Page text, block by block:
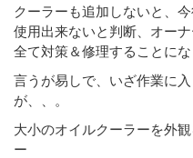
クーラーも追加しないと、
使用出来ないと判断、オーナ
全て対策＆修理することにな
言うが易しで、いざ作業に
が、、。
大小のオイルクーラーを外
ー